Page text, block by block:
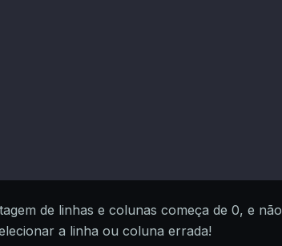
de linhas e colunas começa de 0, e não
a linha ou coluna errada!